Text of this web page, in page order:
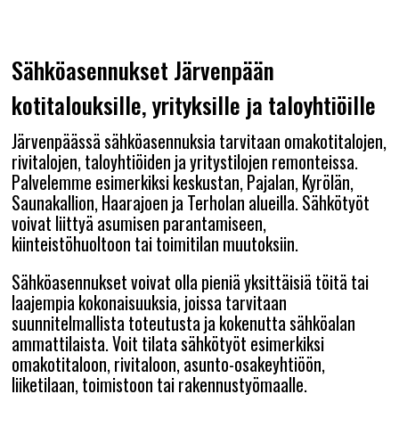
Sähköasennukset Järvenpään
kotitalouksille, yrityksille ja taloyhtiöille
Järvenpäässä sähköasennuksia tarvitaan omakotitalojen,
rivitalojen, taloyhtiöiden ja yritystilojen remonteissa.
Palvelemme esimerkiksi keskustan, Pajalan, Kyrölän,
Saunakallion, Haarajoen ja Terholan alueilla. Sähkötyöt
voivat liittyä asumisen parantamiseen,
kiinteistöhuoltoon tai toimitilan muutoksiin.
Sähköasennukset voivat olla pieniä yksittäisiä töitä tai
laajempia kokonaisuuksia, joissa tarvitaan
suunnitelmallista toteutusta ja kokenutta sähköalan
ammattilaista. Voit tilata sähkötyöt esimerkiksi
omakotitaloon, rivitaloon, asunto-osakeyhtiöön,
liiketilaan, toimistoon tai rakennustyömaalle.